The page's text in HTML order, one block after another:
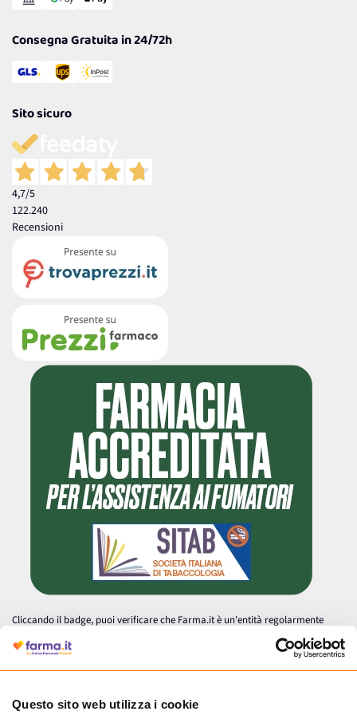
Questo sito web utilizza i cookie
Consegna Gratuita in 24/72h
Sito sicuro
4,7/5
122.240
Recensioni
Cliccando il badge, puoi verificare che Farma.it è un'entità regolarmente
autorizzata dal Ministero della Salute a effettuare la vendita online di
medicinali.